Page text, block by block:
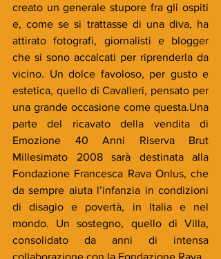
creato un generale stupore fra gli ospiti
e, come se si trattasse di una diva, ha
attirato fotografi, giornalisti e blogger
che si sono accalcati per riprenderla da
vicino. Un dolce favoloso, per gusto e
estetica, quello di Cavalleri, pensato per
una grande occasione come questa.Una
parte del ricavato della vendita di
Emozione 40 Anni Riserva Brut
Millesimato 2008 sarà destinata alla
Fondazione Francesca Rava Onlus, che
da sempre aiuta l’infanzia in condizioni
di disagio e povertà, in Italia e nel
mondo. Un sostegno, quello di Villa,
consolidato da anni di intensa
collaborazione con la Fondazione Rava.